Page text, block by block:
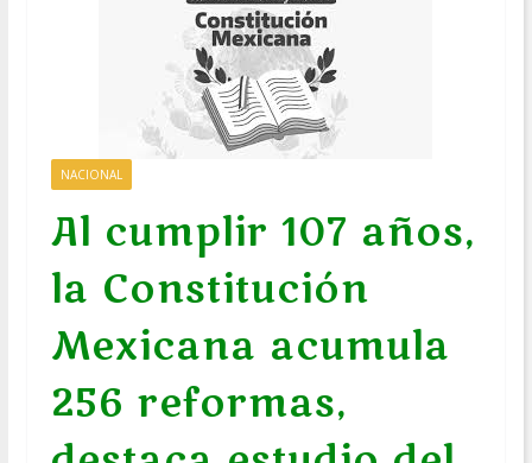
NACIONAL
Al cumplir 107 años,
la Constitución
Mexicana acumula
256 reformas,